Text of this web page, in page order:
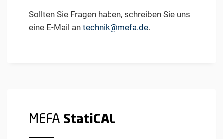
Sollten Sie Fragen haben, schreiben Sie uns
eine E-Mail an technik@mefa.de.
MEFA StatiCAL